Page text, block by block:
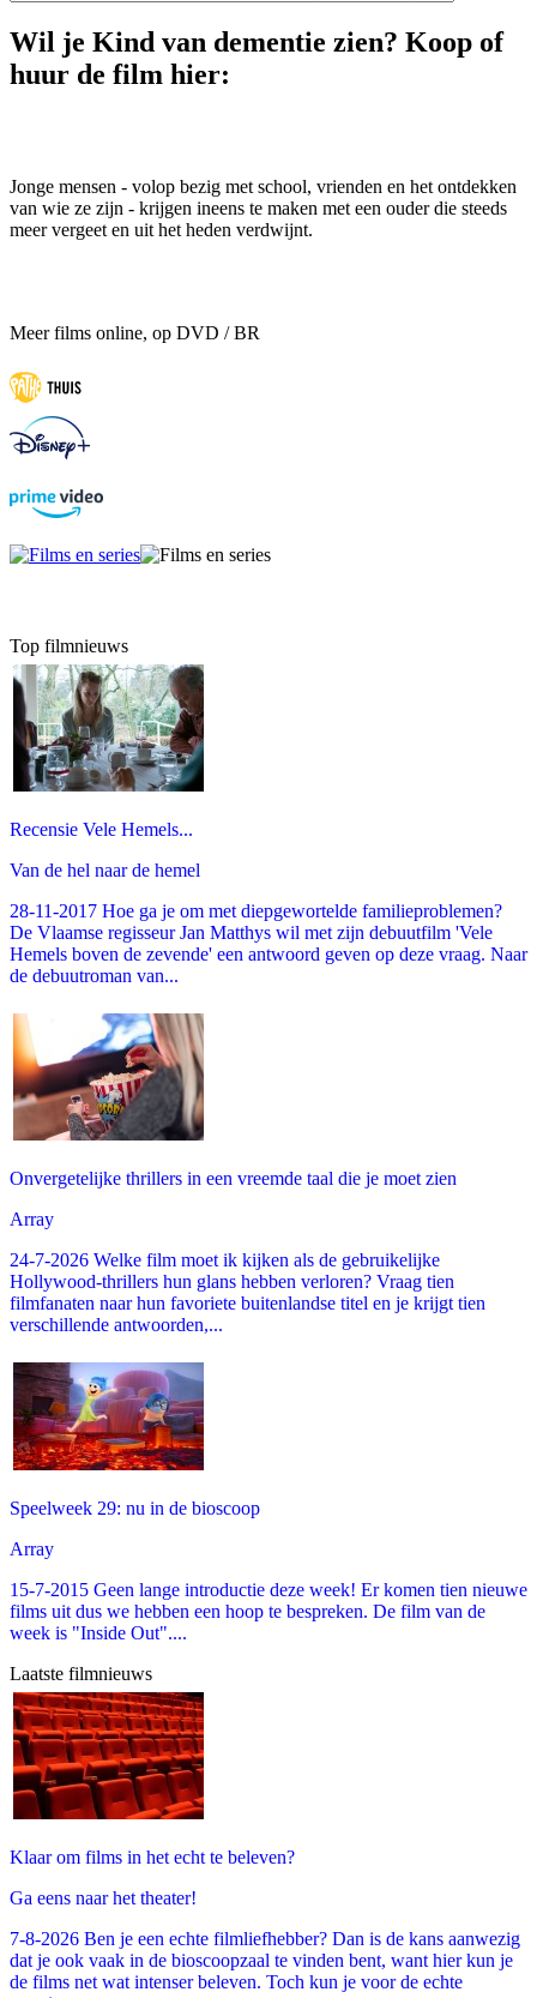
Wil je Kind van dementie zien? Koop of
huur de film hier:
Jonge mensen - volop bezig met school, vrienden en het ontdekken
van wie ze zijn - krijgen ineens te maken met een ouder die steeds
meer vergeet en uit het heden verdwijnt.
Meer films online, op DVD / BR
Top filmnieuws
Recensie Vele Hemels...
Van de hel naar de hemel
28-11-2017 Hoe ga je om met diepgewortelde familieproblemen?
De Vlaamse regisseur Jan Matthys wil met zijn debuutfilm 'Vele
Hemels boven de zevende' een antwoord geven op deze vraag. Naar
de debuutroman van...
Onvergetelijke thrillers in een vreemde taal die je moet zien
Array
24-7-2026 Welke film moet ik kijken als de gebruikelijke
Hollywood-thrillers hun glans hebben verloren? Vraag tien
filmfanaten naar hun favoriete buitenlandse titel en je krijgt tien
verschillende antwoorden,...
Speelweek 29: nu in de bioscoop
Array
15-7-2015 Geen lange introductie deze week! Er komen tien nieuwe
films uit dus we hebben een hoop te bespreken. De film van de
week is "Inside Out"....
Laatste filmnieuws
Klaar om films in het echt te beleven?
Ga eens naar het theater!
7-8-2026 Ben je een echte filmliefhebber? Dan is de kans aanwezig
dat je ook vaak in de bioscoopzaal te vinden bent, want hier kun je
de films net wat intenser beleven. Toch kun je voor de echte